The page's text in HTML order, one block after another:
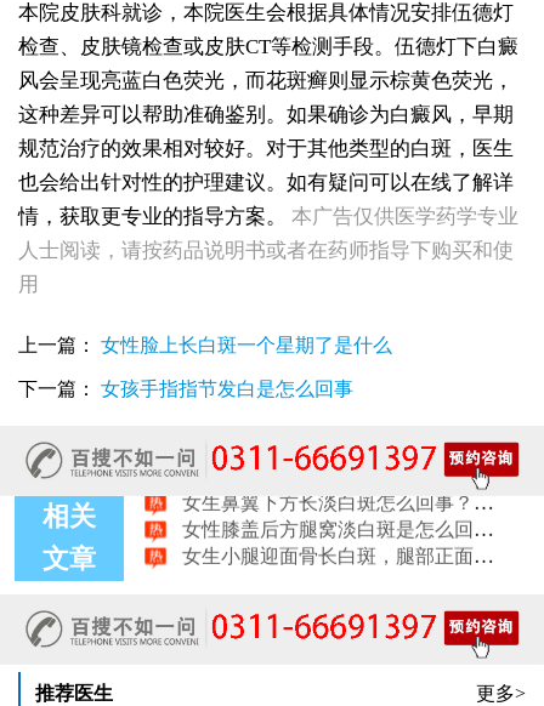
本院皮肤科就诊，本院医生会根据具体情况安排伍德灯
检查、皮肤镜检查或皮肤CT等检测手段。伍德灯下白癜
风会呈现亮蓝白色荧光，而花斑癣则显示棕黄色荧光，
这种差异可以帮助准确鉴别。如果确诊为白癜风，早期
规范治疗的效果相对较好。对于其他类型的白斑，医生
也会给出针对性的护理建议。如有疑问可以在线了解详
情，获取更专业的指导方案。
本广告仅供医学药学专业
人士阅读，请按药品说明书或者在药师指导下购买和使
用
上一篇： 女性脸上长白斑一个星期了是什么
下一篇： 女孩手指指节发白是怎么回事
相关
文章
女生脚踝骨节凸起处长白斑 脱色原因与应对方法
女性手指关节长小白块指关节发白会不会扩
女生腰窝长白斑凹陷脱色 警惕白癜风迹象
女性肩膀后侧长白块后背肩颈连接处发白怎么回事
女生鼻翼下方长淡白斑怎么回事？鼻下皮肤发白原因详解
女性膝盖后方腿窝淡白斑是怎么回事 隐蔽处白斑咨询
女生小腿迎面骨长白斑，腿部正面发白解答
女性脸颊边缘长淡色块边界模糊白斑是怎么回事
女生后腰中间长淡色斑腰部正中发白要紧吗
女性前臂浅色斑块日晒后白斑会更明显吗
推荐医生 更多>